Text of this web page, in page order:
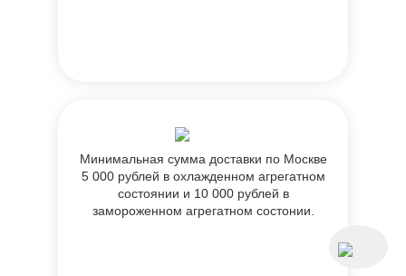
Минимальная сумма доставки по Москве
5 000 рублей в охлажденном агрегатном
состоянии и 10 000 рублей в
замороженном агрегатном состонии.